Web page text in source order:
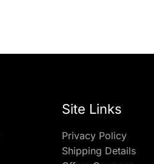
Site Links
Privacy Policy
Shipping Details